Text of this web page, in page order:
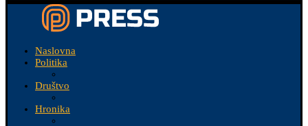
Naslovna
Politika
Društvo
Hronika